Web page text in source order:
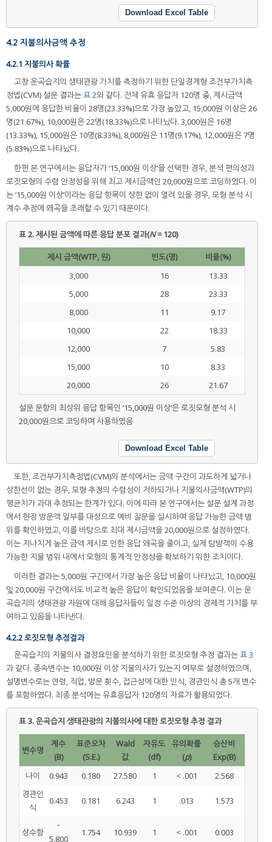
Download Excel Table
4.2 지불의사금액 추정
4.2.1 지불의사 확률
고창 운곡습지의 생태관광 가치를 측정하기 위한 단일경계형 조건부가치측
정법(CVM) 설문 결과는표 2와 같다. 전체 유효 응답자 120명 중, 제시금액
5,000원에 응답한 비율이 28명(23.33%)으로 가장 높았고, 15,000원 이상은 26
명(21.67%), 10,000원은 22명(18.33%)으로 나타났다. 3,000원은 16명
(13.33%), 15,000원은 10명(8.33%), 8,000원은 11명(9.17%), 12,000원은 7명
(5.83%)으로 나타났다.
한편 본 연구에서는 응답자가 ‘15,000원 이상’을 선택한 경우, 분석 편의성과
로짓모형의 수렴 안정성을 위해 최고 제시금액인 20,000원으로 코딩하였다. 이
는 ‘15,000원 이상’이라는 응답 항목이 상한 없이 열려 있을 경우, 모형 분석 시
계수 추정에 왜곡을 초래할 수 있기 때문이다.
표 2.제시된 금액에 따른 응답 분포 결과(N= 120)
제시 금액(WTP, 원) 빈도(명)
비율(%)
3,000
16
13.33
5,000
28
23.33
8,000
11
9.17
10,000
22
18.33
12,000
7
5.83
15,000
10
8.33
20,000
26 21.67
설문 문항의 최상위 응답 항목인 ‘15,000원 이상’은 로짓모형 분석 시
20,000원으로 코딩하여 사용하였음
Download Excel Table
또한, 조건부가치측정법(CVM)의 분석에서는 금액 구간이 과도하게 넓거나
상한선이 없는 경우, 모형 추정의 수렴성이 저하되거나 지불의사금액(WTP)의
평균치가 과대 추정되는 한계가 있다. 이에 따라 본 연구에서는 설문 설계 과정
에서 현장 방문객 일부를 대상으로 예비 질문을 실시하여 응답 가능한 금액 범
위를 확인하였고, 이를 바탕으로 최대 제시금액을 20,000원으로 설정하였다.
이는 지나치게 높은 금액 제시로 인한 응답 왜곡을 줄이고, 실제 탐방객이 수용
가능한 지불 범위 내에서 모형의 통계적 안정성을 확보하기 위한 조치이다.
이러한 결과는 5,000원 구간에서 가장 높은 응답 비율이 나타났고, 10,000원
및 20,000원 구간에서도 비교적 높은 응답이 확인되었음을 보여준다. 이는 운
곡습지의 생태관광 자원에 대해 응답자들이 일정 수준 이상의 경제적 가치를 부
여하고 있음을 나타낸다.
4.2.2 로짓모형 추정결과
운곡습지의 지불의사 결정요인을 분석하기 위한 로짓모형 추정 결과는표 3
과 같다. 종속변수는 10,000원 이상 지불의사가 있는지 여부로 설정하였으며,
설명변수로는 연령, 직업, 방문 횟수, 접근성에 대한 인식, 경관인식 총 5개 변수
를 포함하였다. 최종 분석에는 유효응답자 120명의 자료가 활용되었다.
표 3.운곡습지 생태관광의 지불의사에 대한 로짓모형 추정 결과
변수명
계수
(B)
표준오차
(S.E.)
Wald
값
자유도
(df)
유의확률
(p)
승산비
Exp(B)
나이
0.943 0.180 27.580 1 < .001
2.568
경관인
식
0.453 0.181 6.243 1 .013 1.573
상수항
－
5.800
1.754 10.939 1 < .001 0.003